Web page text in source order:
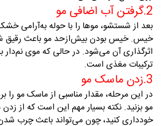
2.گرفتن آب اضافی مو
بعد از شستشو، موها را با حوله به‌آرامی
خیس.خیس بودن بیش‌ازحد مو باعث
اثرگذاری آن می‌شود. در حالی که موی
ترکیبات مغذی است.
3. زدن ماسک مو
در این مرحله، مقدار مناسبی از ماسک مو
مو بزنید. نکته بسیار مهم این است که از
خودداری کنید، چون می‌تواند باعث چرب